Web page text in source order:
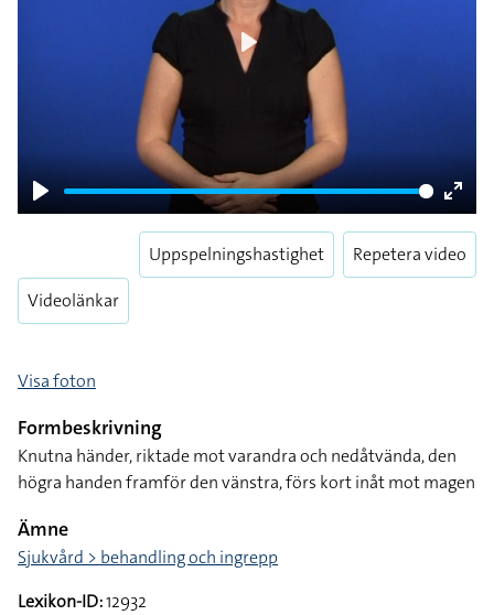
Play
Enter
Play
Videolänkar
Uppspelningshastighet Repetera video
Visa foton
Formbeskrivning
Knutna händer, riktade mot varandra och nedåtvända, den
högra handen framför den vänstra, förs kort inåt mot magen
Ämne
Sjukvård > behandling och ingrepp
Lexikon-ID:12932